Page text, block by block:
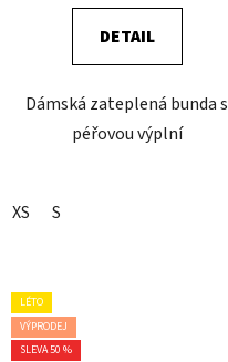
DETAIL
Dámská zateplená bunda s
péřovou výplní
XS S
LÉTO
VÝPRODEJ
SLEVA 50 %